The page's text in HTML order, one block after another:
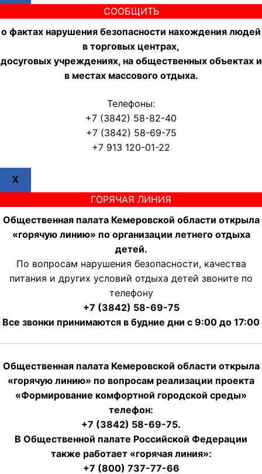
СООБЩИТЬ
о фактах нарушения безопасности нахождения людей
в торговых центрах,
досуговых учреждениях, на общественных объектах и
в местах массового отдыха.
Телефоны:
+7 (3842) 58-82-40
+7 (3842) 58-69-75
+7 913 120-01-22
X
ГОРЯЧАЯ ЛИНИЯ
Общественная палата Кемеровской области открыла
«горячую линию» по организации летнего отдыха
детей.
По вопросам нарушения безопасности, качества
питания и других условий отдыха детей звоните по
телефону
+7 (3842) 58-69-75
Все звонки принимаются в будние дни с 9:00 до 17:00
Общественная палата Кемеровской области открыла
«горячую линию» по вопросам реализации проекта
«Формирование комфортной городской среды»
телефон:
+7 (3842) 58-69-75.
В Общественной палате Российской Федерации
также работает «горячая линия»:
+7 (800) 737-77-66